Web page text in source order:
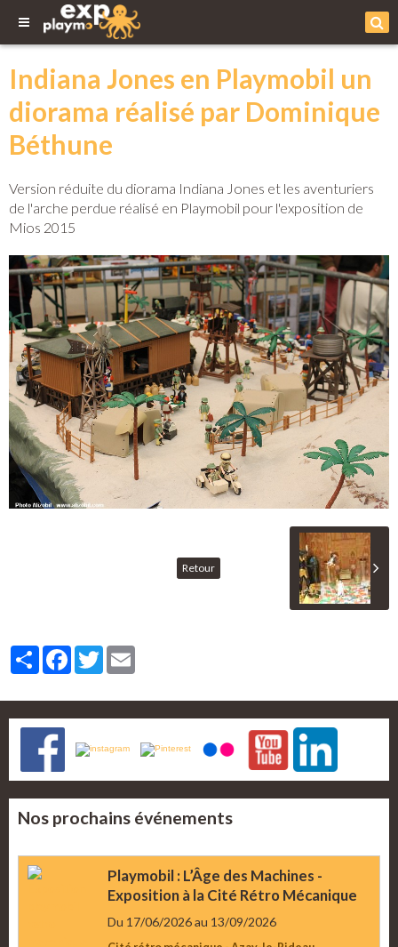
Indiana Jones en Playmobil un
diorama réalisé par Dominique
Béthune
Version réduite du diorama Indiana Jones et les aventuriers
de l'arche perdue réalisé en Playmobil pour l'exposition de
Mios 2015
Retour
PartagerFacebook
Twitter
Nos prochains événements
Playmobil : L’Âge des Machines -
Exposition à la Cité Rétro Mécanique
Du 17/06/2026au 13/09/2026